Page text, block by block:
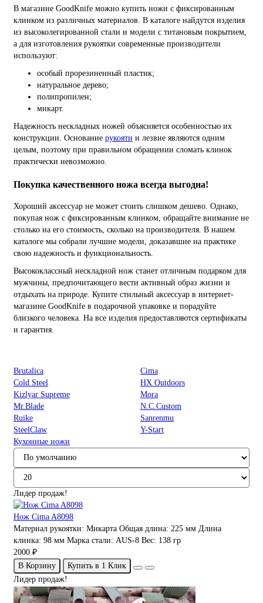
В магазине GoodKnife можно купить ножи с фиксированным
клинком из различных материалов. В каталоге найдутся изделия
из высоколегированной стали и модели с титановым покрытием,
а для изготовления рукоятки современные производители
используют:
особый прорезиненный пластик;
натуральное дерево;
полипропилен;
микарт.
Надежность нескладных ножей объясняется особенностью их
конструкции. Основание рукояти и лезвие являются одним
целым, поэтому при правильном обращении сломать клинок
практически невозможно.
Покупка качественного ножа всегда выгодна!
Хороший аксессуар не может стоить слишком дешево. Однако,
покупая нож с фиксированным клинком, обращайте внимание не
столько на его стоимость, сколько на производителя. В нашем
каталоге мы собрали лучшие модели, доказавшие на практике
свою надежность и функциональность.
Высококлассный нескладной нож станет отличным подарком для
мужчины, предпочитающего вести активный образ жизни и
отдыхать на природе. Купите стильный аксессуар в интернет-
магазине GoodKnife в подарочной упаковке и порадуйте
близкого человека. На все изделия предоставляются сертификаты
и гарантия.
Brutalica
Cima
Cold Steel
HX Outdoors
Kizlyar Supreme
Mora
Mr.Blade
N.C.Custom
Ruike
Sanrenmu
SteelClaw
Y-Start
Кухонные ножи
Лидер продаж!
Нож Cima A8098
Материал рукоятки: Микарта Общая длина: 225 мм Длина
клинка: 98 мм Марка стали: AUS-8 Вес: 138 гр
2000 ₽
В Корзину
Купить в 1 Клик
Лидер продаж!